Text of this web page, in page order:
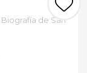
Biografía de San